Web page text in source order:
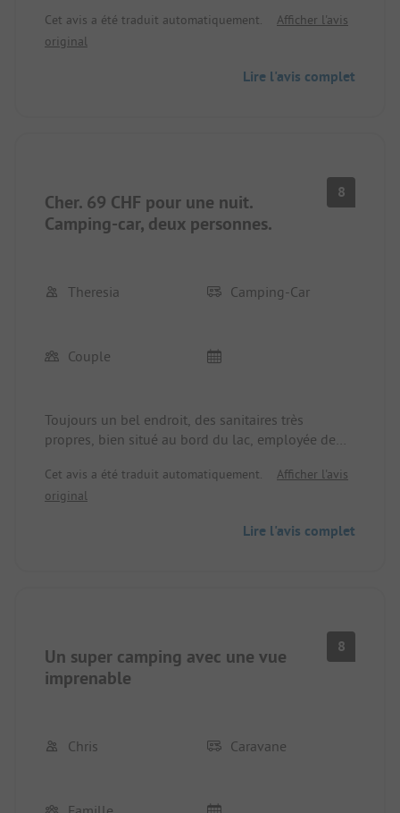
l'autoroute et la voie ferrée juste derrière le lac.
Bien adapté pour le passage.
Cet avis a été traduit automatiquement.
Afficher l'avis
original
Lire l'avis complet
Cher. 69 CHF pour une nuit.
Camping-car, deux personnes.
8
Theresia Camping-Car
Couple
Toujours un bel endroit, des sanitaires très
propres, bien situé au bord du lac, employée de
Cet avis a été traduit automatiquement.
Afficher l'avis
original
Lire l'avis complet
Un super camping avec une vue
imprenable
8
Chris Caravane